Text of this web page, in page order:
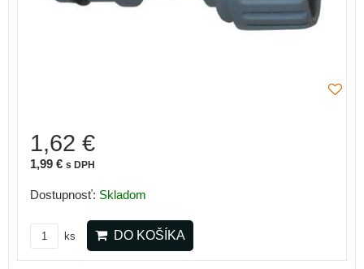
1,62 €
1,99 € s DPH
Dostupnosť: Skladom
ks DO KOŠÍKA